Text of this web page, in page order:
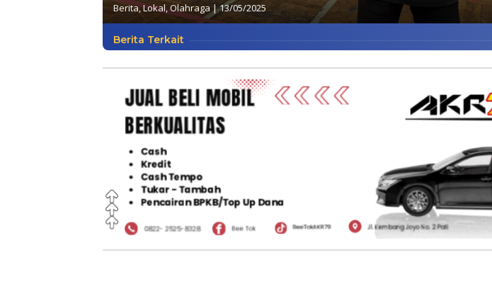
Berita,Lokal,Olahraga |13/05/2025
Berita Terkait